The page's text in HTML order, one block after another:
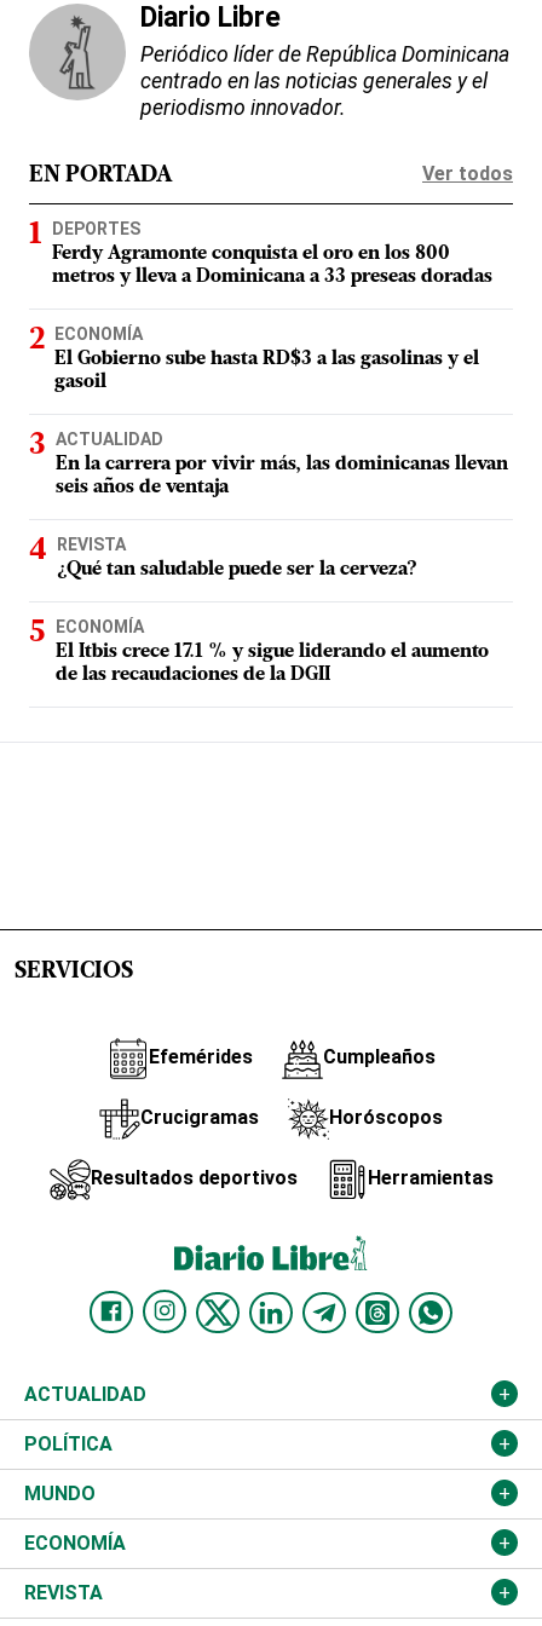
Diario Libre
Periódico líder de República Dominicana
centrado en las noticias generales y el
periodismo innovador.
EN PORTADA Ver todos
DEPORTES
Ferdy Agramonte conquista el oro en los 800
metros y lleva a Dominicana a 33 preseas doradas
ECONOMÍA
El Gobierno sube hasta RD$3 a las gasolinas y el
gasoil
ACTUALIDAD
En la carrera por vivir más, las dominicanas llevan
seis años de ventaja
REVISTA
¿Qué tan saludable puede ser la cerveza?
ECONOMÍA
El Itbis crece 17.1 % y sigue liderando el aumento
de las recaudaciones de la DGII
SERVICIOS
Efemérides Cumpleaños
Crucigramas Horóscopos
Resultados deportivos Herramientas
ACTUALIDAD
Nacional
Ciudad
Educación
Salud
POLÍTICA
Partidos
JCE
TSE
MUNDO
Estados Unidos
América Latina
ECONOMÍA
Finanzas
REVISTA